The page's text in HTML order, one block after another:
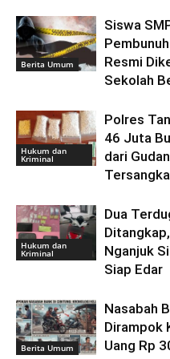
Berita Umum
Siswa
Resmi
Sekolah
Hukum dan
Kriminal
Polres
46 Juta
dari
Hukum dan
Kriminal
Dua
Nganjuk
Siap Edar
Berita Umum
Nasabah
Dirampok
Uang Rp